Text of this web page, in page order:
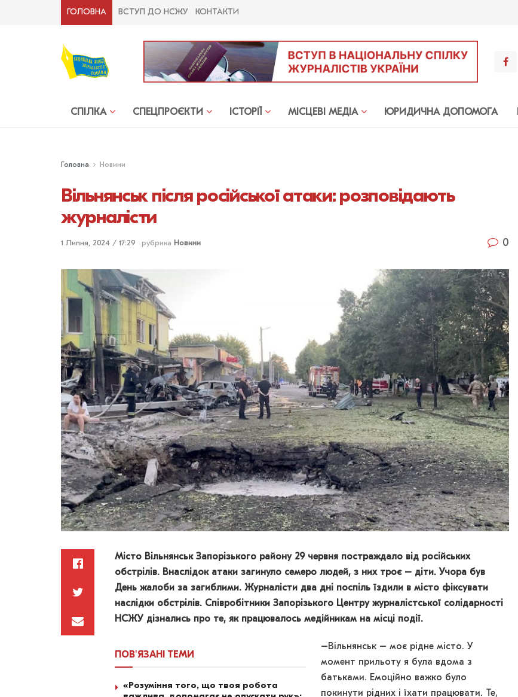
ГОЛОВНА ВСТУП ДО НСЖУ КОНТАКТИ
СПІЛКА СПЕЦПРОЄКТИ ІСТОРІЇ МIСЦЕВI МЕДIА ЮРИДИЧНА ДОПОМОГА
Головна Новини
Вільнянськ після російської атаки: розповідають
журналісти
1 Липня, 2024 / 17:29 рубрика Новини 0
Місто Вільнянськ Запорізького району 29 червня постраждало від російських
обстрілів. Внаслідок атаки загинуло семеро людей, з них троє – діти. Учора був
День жалоби за загиблими. Журналісти два дні поспіль їздили в місто фіксувати
наслідки обстрілів. Співробітники Запорізького Центру журналістської солідарності
НСЖУ дізнались про те, як працювалось медійникам на місці події.
ПОВ'ЯЗАНІ ТЕМИ
«Розуміння того, що твоя робота
–Вільнянськ – моє рідне місто. У
момент прильоту я була вдома з
батьками. Емоційно важко було
покинути рідних і їхати працювати. Те,